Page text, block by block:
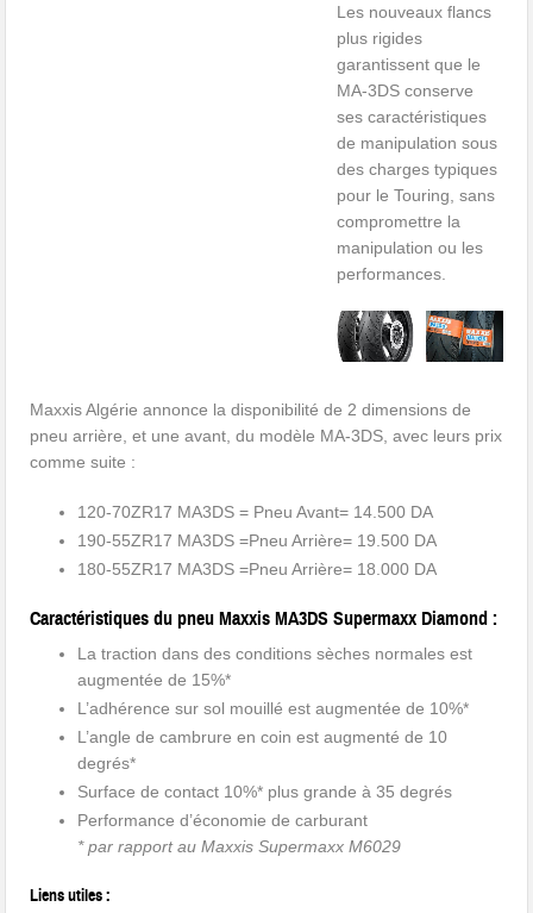
Les nouveaux flancs
plus rigides
garantissent que le
MA-3DS conserve
ses caractéristiques
de manipulation sous
des charges typiques
pour le Touring, sans
compromettre la
manipulation ou les
performances.
Maxxis Algérie annonce la disponibilité de 2 dimensions de
pneu arrière, et une avant, du modèle MA-3DS, avec leurs prix
comme suite :
120-70ZR17 MA3DS = Pneu Avant= 14.500 DA
190-55ZR17 MA3DS =Pneu Arrière= 19.500 DA
180-55ZR17 MA3DS =Pneu Arrière= 18.000 DA
Caractéristiques du pneu Maxxis MA3DS Supermaxx Diamond :
La traction dans des conditions sèches normales est
augmentée de 15%*
L’adhérence sur sol mouillé est augmentée de 10%*
L’angle de cambrure en coin est augmenté de 10
degrés*
Surface de contact 10%* plus grande à 35 degrés
Performance d’économie de carburant
* par rapport au Maxxis Supermaxx M6029
Liens utiles :